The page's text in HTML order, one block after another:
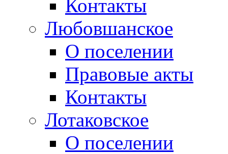
Контакты
Любовшанское
О поселении
Правовые акты
Контакты
Лотаковское
О поселении